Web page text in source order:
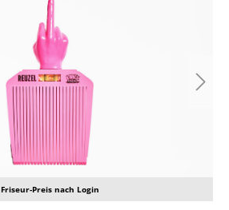
Friseur-Preis nach Login